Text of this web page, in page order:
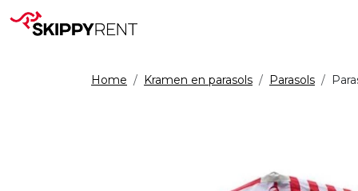
Home Kramen en parasols Parasols